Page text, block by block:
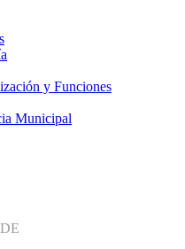
y Funciones
Municipal